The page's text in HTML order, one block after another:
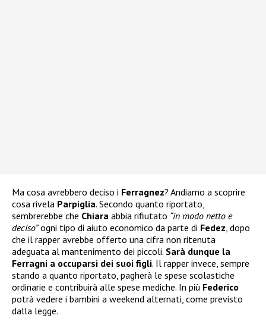
Ma cosa avrebbero deciso i Ferragnez? Andiamo a scoprire
cosa rivela Parpiglia. Secondo quanto riportato,
sembrerebbe che Chiara abbia rifiutato “in modo netto e
deciso”ogni tipo di aiuto economico da parte di Fedez, dopo
che il rapper avrebbe offerto una cifra non ritenuta
adeguata al mantenimento dei piccoli. Sarà dunque la
Ferragni a occuparsi dei suoi figli. Il rapper invece, sempre
stando a quanto riportato, pagherà le spese scolastiche
ordinarie e contribuirà alle spese mediche. In più Federico
potrà vedere i bambini a weekend alternati, come previsto
dalla legge.